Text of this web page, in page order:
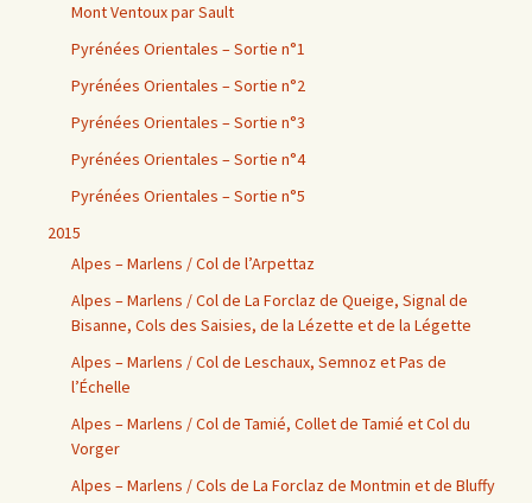
Mont Ventoux par Sault
Pyrénées Orientales – Sortie n°1
Pyrénées Orientales – Sortie n°2
Pyrénées Orientales – Sortie n°3
Pyrénées Orientales – Sortie n°4
Pyrénées Orientales – Sortie n°5
2015
Alpes – Marlens / Col de l’Arpettaz
Alpes – Marlens / Col de La Forclaz de Queige, Signal de
Bisanne, Cols des Saisies, de la Lézette et de la Légette
Alpes – Marlens / Col de Leschaux, Semnoz et Pas de
l’Échelle
Alpes – Marlens / Col de Tamié, Collet de Tamié et Col du
Vorger
Alpes – Marlens / Cols de La Forclaz de Montmin et de Bluffy